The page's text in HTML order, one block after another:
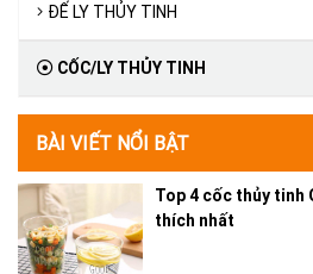
ĐẾ LY THỦY TINH
CỐC/LY THỦY TINH
BÀI VIẾT NỔI BẬT
Top 4 cốc thủy tinh
thích nhất